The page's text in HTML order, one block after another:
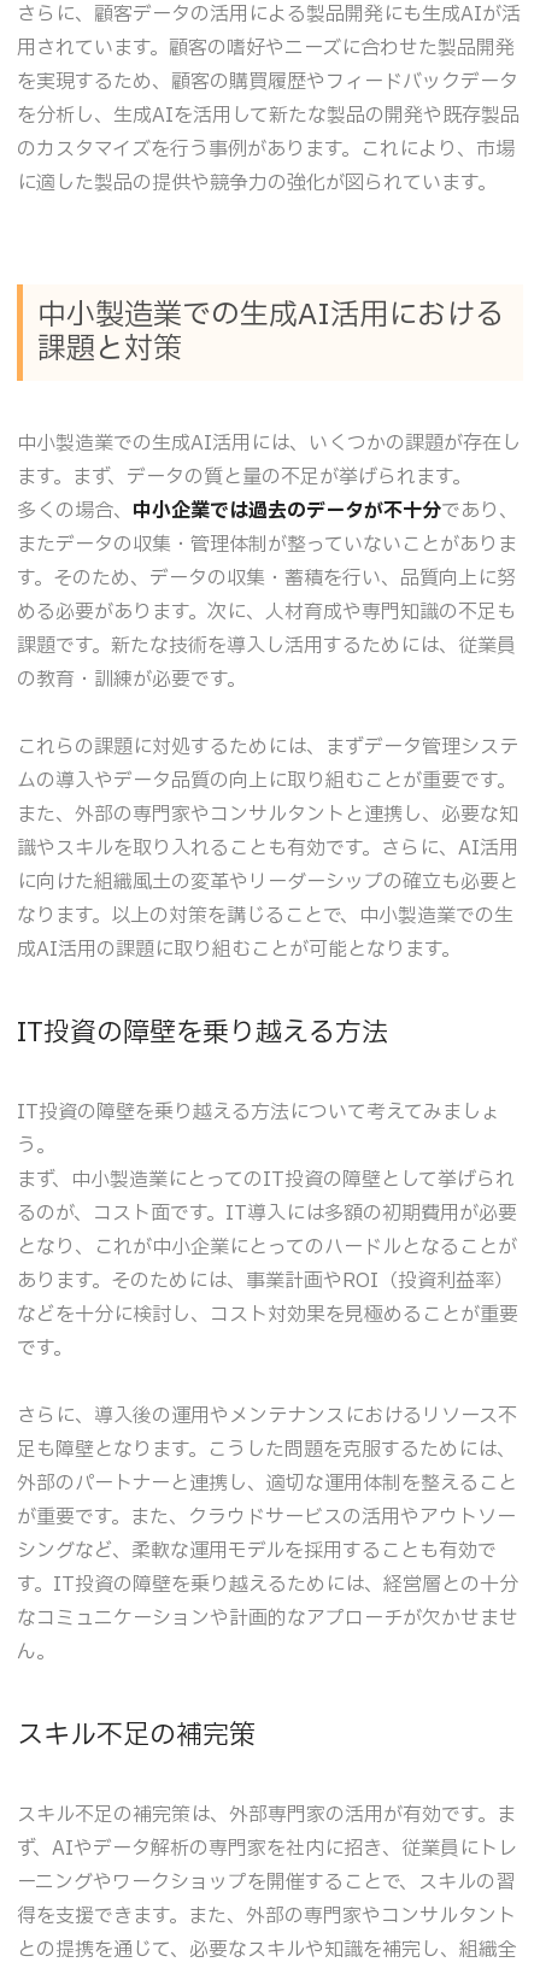
さらに、顧客データの活用による製品開発にも生成AIが活
用されています。顧客の嗜好やニーズに合わせた製品開発
を実現するため、顧客の購買履歴やフィードバックデータ
を分析し、生成AIを活用して新たな製品の開発や既存製品
のカスタマイズを行う事例があります。これにより、市場
に適した製品の提供や競争力の強化が図られています。
中小製造業での生成AI活用における
課題と対策
中小製造業での生成AI活用には、いくつかの課題が存在し
ます。まず、データの質と量の不足が挙げられます。
多くの場合、 中小企業では過去のデータが不十分であり、
またデータの収集・管理体制が整っていないことがありま
す。そのため、データの収集・蓄積を行い、品質向上に努
める必要があります。次に、人材育成や専門知識の不足も
課題です。新たな技術を導入し活用するためには、従業員
の教育・訓練が必要です。
これらの課題に対処するためには、まずデータ管理システ
ムの導入やデータ品質の向上に取り組むことが重要です。
また、外部の専門家やコンサルタントと連携し、必要な知
識やスキルを取り入れることも有効です。さらに、AI活用
に向けた組織風土の変革やリーダーシップの確立も必要と
なります。以上の対策を講じることで、中小製造業での生
成AI活用の課題に取り組むことが可能となります。
IT投資の障壁を乗り越える方法
IT投資の障壁を乗り越える方法について考えてみましょ
う。
まず、中小製造業にとってのIT投資の障壁として挙げられ
るのが、コスト面です。IT導入には多額の初期費用が必要
となり、これが中小企業にとってのハードルとなることが
あります。そのためには、事業計画やROI（投資利益率）
などを十分に検討し、コスト対効果を見極めることが重要
です。
さらに、導入後の運用やメンテナンスにおけるリソース不
足も障壁となります。こうした問題を克服するためには、
外部のパートナーと連携し、適切な運用体制を整えること
が重要です。また、クラウドサービスの活用やアウトソー
シングなど、柔軟な運用モデルを採用することも有効で
す。IT投資の障壁を乗り越えるためには、経営層との十分
なコミュニケーションや計画的なアプローチが欠かせませ
ん。
スキル不足の補完策
スキル不足の補完策は、外部専門家の活用が有効です。ま
ず、AIやデータ解析の専門家を社内に招き、従業員にトレ
ーニングやワークショップを開催することで、スキルの習
得を支援できます。また、外部の専門家やコンサルタント
との提携を通じて、必要なスキルや知識を補完し、組織全